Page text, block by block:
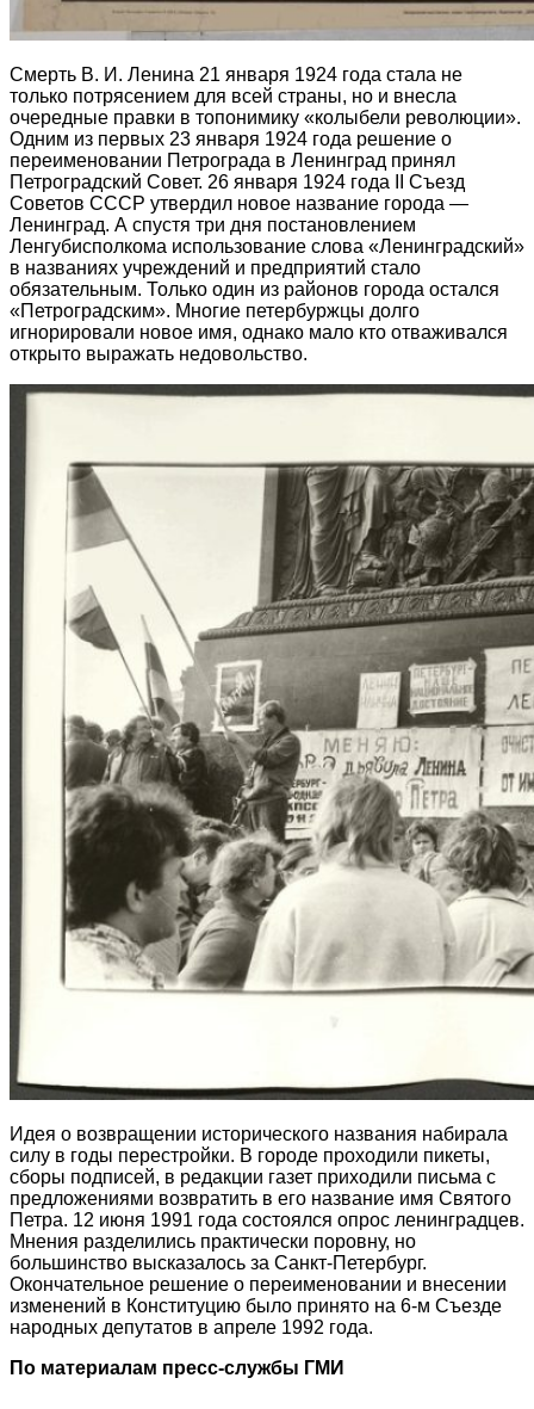
Смерть В. И. Ленина 21 января 1924 года стала не
только потрясением для всей страны, но и внесла
очередные правки в топонимику «колыбели революции».
Одним из первых 23 января 1924 года решение о
переименовании Петрограда в Ленинград принял
Петроградский Совет. 26 января 1924 года II Съезд
Советов СССР утвердил новое название города —
Ленинград. А спустя три дня постановлением
Ленгубисполкома использование слова «Ленинградский»
в названиях учреждений и предприятий стало
обязательным. Только один из районов города остался
«Петроградским». Многие петербуржцы долго
игнорировали новое имя, однако мало кто отваживался
открыто выражать недовольство.
Идея о возвращении исторического названия набирала
силу в годы перестройки. В городе проходили пикеты,
сборы подписей, в редакции газет приходили письма с
предложениями возвратить в его название имя Святого
Петра. 12 июня 1991 года состоялся опрос ленинградцев.
Мнения разделились практически поровну, но
большинство высказалось за Санкт-Петербург.
Окончательное решение о переименовании и внесении
изменений в Конституцию было принято на 6-м Съезде
народных депутатов в апреле 1992 года.
По материалам пресс-службы ГМИ